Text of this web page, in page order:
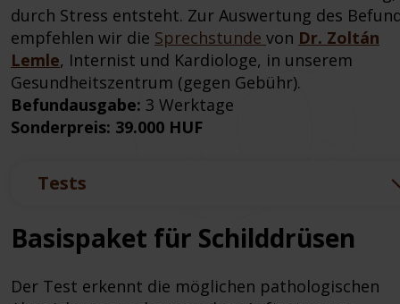
durch Stress entsteht. Zur Auswertung des
empfehlen wir die Sprechstunde von Dr. Zoltán
Lemle, Internist und Kardiologe, in unserem
Gesundheitszentrum (gegen Gebühr).
Befundausgabe: 3 Werktage
Sonderpreis: 39.000 HUF
Tests
Basispaket für Schilddrüsen
Der Test erkennt die möglichen pathologischen